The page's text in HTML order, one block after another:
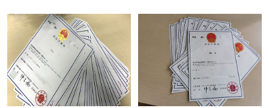
三申请并非随意之举，申请人需要了解
相关要求、目的、法律依据以及可能面
临的失败原因。本文将为您详细解读撤
三申请的要点，帮助您在提出申请时更
加得心应手。